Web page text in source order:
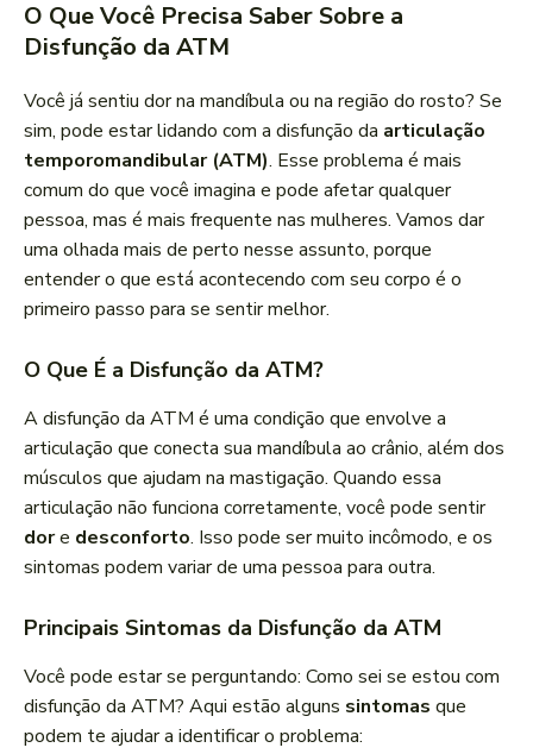
O Que Você Precisa Saber Sobre a
Disfunção da ATM
Você já sentiu dor na mandíbula ou na região do rosto? Se
sim, pode estar lidando com a disfunção da articulação
temporomandibular (ATM). Esse problema é mais
comum do que você imagina e pode afetar qualquer
pessoa, mas é mais frequente nas mulheres. Vamos dar
uma olhada mais de perto nesse assunto, porque
entender o que está acontecendo com seu corpo é o
primeiro passo para se sentir melhor.
O Que É a Disfunção da ATM?
A disfunção da ATM é uma condição que envolve a
articulação que conecta sua mandíbula ao crânio, além dos
músculos que ajudam na mastigação. Quando essa
articulação não funciona corretamente, você pode sentir
dore desconforto. Isso pode ser muito incômodo, e os
sintomas podem variar de uma pessoa para outra.
Principais Sintomas da Disfunção da ATM
Você pode estar se perguntando: Como sei se estou com
disfunção da ATM? Aqui estão alguns sintomas que
podem te ajudar a identificar o problema: